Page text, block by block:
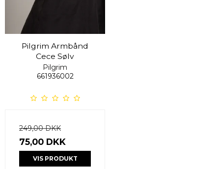
Pilgrim Armbånd
Cece Sølv
Pilgrim
661936002
249,00 DKK
75,00 DKK
VIS PRODUKT